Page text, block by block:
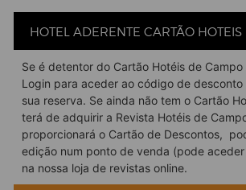
Entre estes dois edifícios encontram-
dando acesso à piscina que quebra
onde podemos contemplar o pôr do
mais reservada surgem as palafitas,
momentos inesquecíveis.
Os quartos são cômodos para
ano. Há quartos com aquecimento
radiante, lareiras, ar condicionado,
ser em taipa, material da terra, que
ambiente impar, pela sua
Na herdade em dias de chuva,
revistas e filmes, música, e as lareiras
HOTEL ADERENTE CARTÃO
Se é detentor do Cartão Hotéis de
Login para aceder ao código de
sua reserva. Se ainda não tem o Cartão
terá de adquirir a Revista Hotéis de
proporcionará o Cartão de Descontos,
edição num ponto de venda (pode
na nossa loja de revistas online.